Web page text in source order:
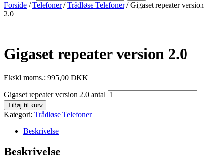
Forside /Telefoner/Trådløse Telefoner/ Gigaset repeater version
2.0
Gigaset repeater version 2.0
Ekskl moms.: 995,00 DKK
Gigaset repeater version 2.0 antal
Tilføj til kurv
Kategori: Trådløse Telefoner
Beskrivelse
Beskrivelse